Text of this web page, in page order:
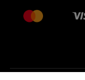
Conditions De
Nous rejoindre